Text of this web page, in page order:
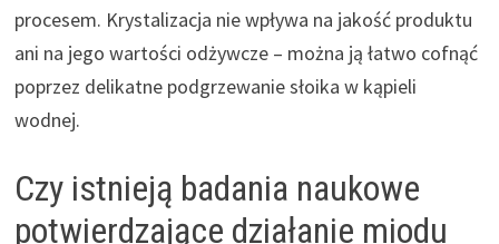
procesem. Krystalizacja nie wpływa na jakość produktu
ani na jego wartości odżywcze – można ją łatwo cofnąć
poprzez delikatne podgrzewanie słoika w kąpieli
wodnej.
Czy istnieją badania naukowe
potwierdzające działanie miodu